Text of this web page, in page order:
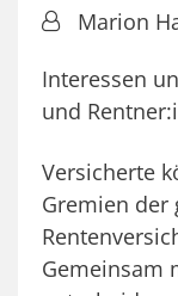
Von:Marion
Interessen
und
Versicherte
Gremien der
Gemeinsam